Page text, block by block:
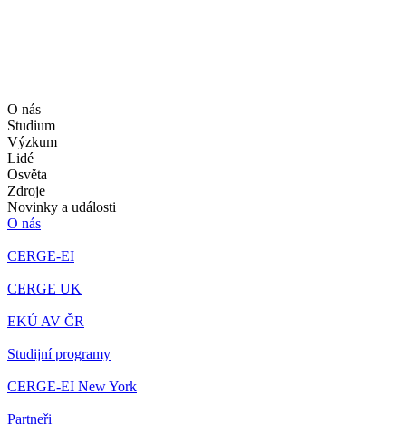
O nás
Studium
Výzkum
Lidé
Osvěta
Zdroje
Novinky a události
O nás
CERGE-EI
CERGE UK
EKÚ AV ČR
Studijní programy
CERGE-EI New York
Partneři